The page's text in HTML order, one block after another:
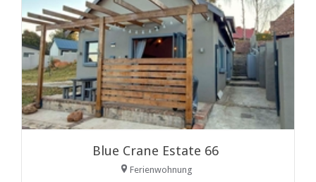
Blue Crane Estate 66
Ferienwohnung